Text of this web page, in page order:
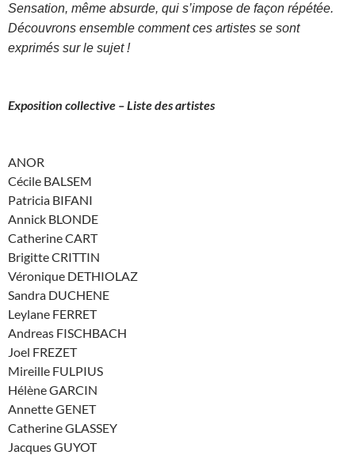
Sensation, même absurde, qui s’impose de façon répétée.
Découvrons ensemble comment ces artistes se sont
exprimés sur le sujet !
Exposition collective – Liste des artistes
ANOR
Cécile BALSEM
Patricia BIFANI
Annick BLONDE
Catherine CART
Brigitte CRITTIN
Véronique DETHIOLAZ
Sandra DUCHENE
Leylane FERRET
Andreas FISCHBACH
Joel FREZET
Mireille FULPIUS
Hélène GARCIN
Annette GENET
Catherine GLASSEY
Jacques GUYOT